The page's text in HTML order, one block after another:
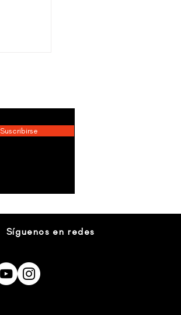
Suscribirse
Síguenos en redes